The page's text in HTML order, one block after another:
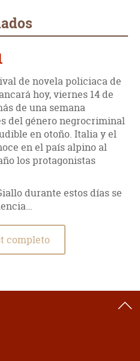
de novela policiaca de
hoy, viernes 14 de
de una semana
del género negrocriminal
en otoño. Italia y el
en el país alpino al
los protagonistas
durante estos días se
completo